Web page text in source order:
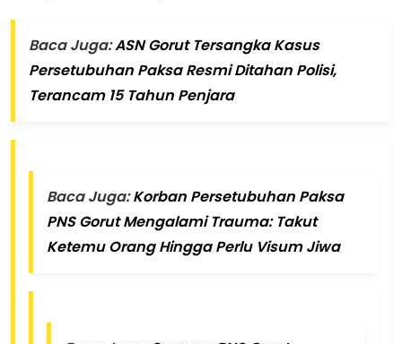
Baca Juga:ASN Gorut Tersangka Kasus
Persetubuhan Paksa Resmi Ditahan Polisi,
Terancam 15 Tahun Penjara
Baca Juga:Korban Persetubuhan Paksa
PNS Gorut Mengalami Trauma: Takut
Ketemu Orang Hingga Perlu Visum Jiwa